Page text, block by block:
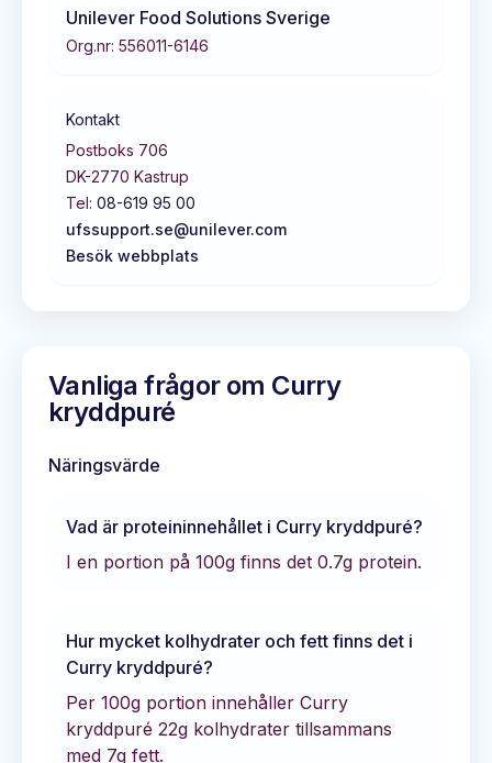
Unilever Food Solutions Sverige
Org.nr: 556011-6146
Kontakt
Postboks 706
DK-2770 Kastrup
Tel: 08-619 95 00
ufssupport.se@unilever.com
Besök webbplats
Vanliga frågor om Curry
kryddpuré
Näringsvärde
Vad är proteininnehållet i Curry kryddpuré?
I en portion på 100g finns det 0.7g protein.
Hur mycket kolhydrater och fett finns det i
Curry kryddpuré?
Per 100g portion innehåller Curry
kryddpuré 22g kolhydrater tillsammans
med 7g fett.